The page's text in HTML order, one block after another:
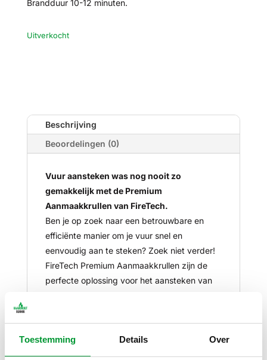
Toestemming Details Over
Brandduur 10-12 minuten.
Uitverkocht
Beschrijving
Beoordelingen (0)
Vuur aansteken was nog nooit zo
gemakkelijk met de Premium
Aanmaakkrullen van FireTech.
Ben je op zoek naar een betrouwbare en
efficiënte manier om je vuur snel en
eenvoudig aan te steken? Zoek niet verder!
FireTech Premium Aanmaakkrullen zijn de
perfecte oplossing voor het aansteken van
Met FireTech Premium Aanmaakkrullen
wordt het aansteken van vuur een fluitje
van een cent.